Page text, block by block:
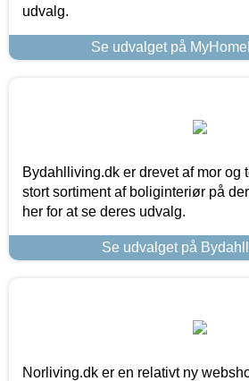
udvalg.
Se udvalget på
Bydahlliving.dk er drevet af mor og
stort sortiment af boliginteriør på
her for at se deres udvalg.
Se udvalget på
Norliving.dk er en relativt ny